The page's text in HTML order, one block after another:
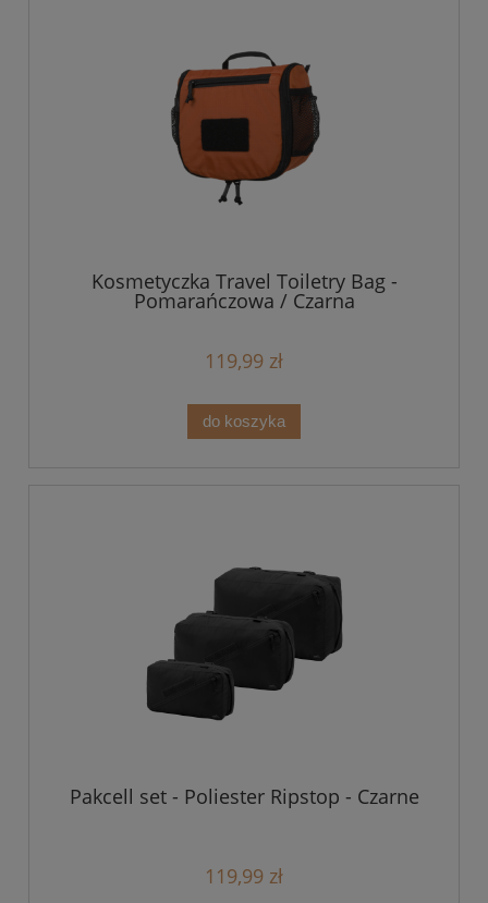
Kosmetyczka Travel Toiletry Bag -
Pomarańczowa / Czarna
119,99 zł
do koszyka
Pakcell set - Poliester Ripstop - Czarne
119,99 zł